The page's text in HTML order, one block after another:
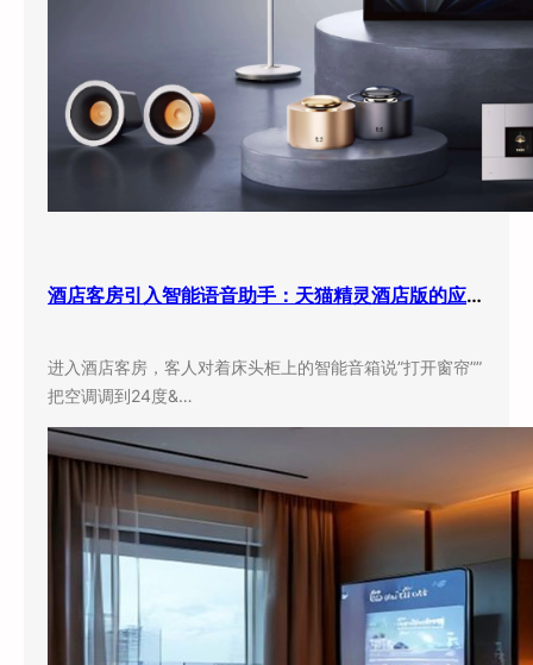
酒店客房引入智能语音助手：天猫精灵酒店版的应用现状与实际效果
进入酒店客房，客人对着床头柜上的智能音箱说”打开窗帘””
把空调调到24度&…